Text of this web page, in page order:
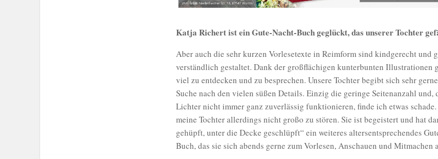
Katja Richert ist ein Gute-Nacht-Buch geglückt, das unserer Tochter
Aber auch die sehr kurzen Vorlesetexte in Reimform sind kindgerecht und
verständlich gestaltet. Dank der großflächigen kunterbunten Illustrationen
viel zu entdecken und zu besprechen. Unsere Tochter begibt sich sehr
Suche nach den vielen süßen Details. Einzig die geringe Seitenanzahl und,
Lichter nicht immer ganz zuverlässig funktionieren, finde ich etwas
meine Tochter allerdings nicht großo zu stören. Sie ist begeistert und hat
gehüpft, unter die Decke geschlüpft“ ein weiteres altersentsprechendes
Buch, das sie sich abends gerne zum Vorlesen, Anschauen und Mitmachen